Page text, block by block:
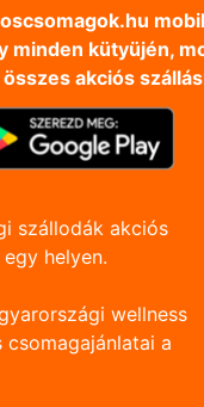
mobil
minden kütyüjén,
akciós
szállodák akciós
helyen.
wellness
a